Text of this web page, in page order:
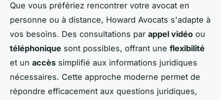
Que vous préfériez rencontrer votre avocat en
personne ou à distance, Howard Avocats s'adapte à
vos besoins. Des consultations par appel vidéo ou
téléphonique sont possibles, offrant une flexibilité
et un accès simplifié aux informations juridiques
nécessaires. Cette approche moderne permet de
répondre efficacement aux questions juridiques,